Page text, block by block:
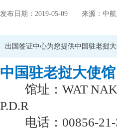
发布日期：2019-05-09 来源：中航
出国签证中心为您提供中国驻老挝
中国驻老挝大使馆
馆址：WAT NAK
P.D.R
电话：00856-21-